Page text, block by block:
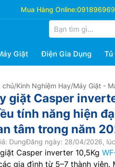
Mua Hàng Online:
Giặt Điện Gia Dụng
chủ/Kinh Nghiệm Hay/Máy Giặt -
giặt Casper
tính năng hiện
tâm trong năm
DungĐăng ngày: 28/04/2026,
Casper inverter 10,5Kg
gia đình từ 5–7 thành viên.